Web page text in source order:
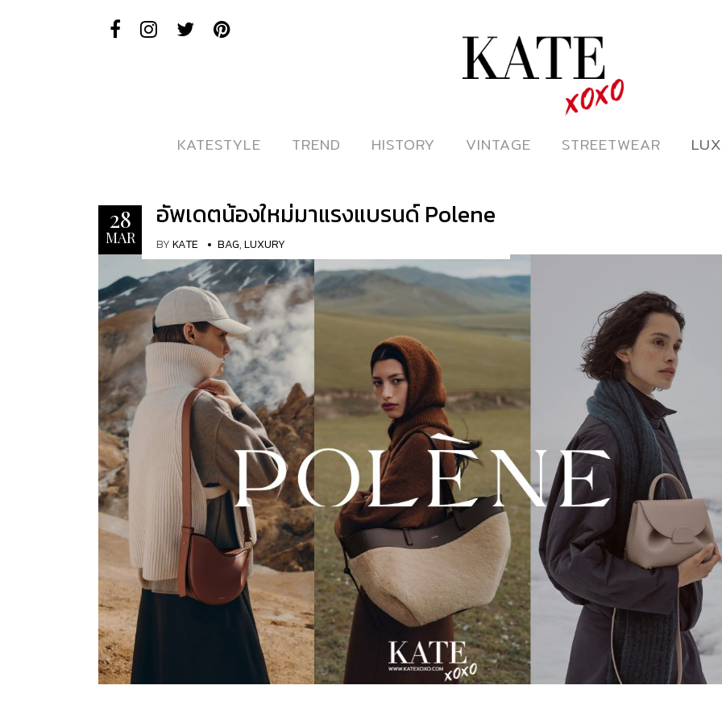
ดูหนังออนไลน์
KATESTYLE
KATESTYLE TREND
TREND HISTORY
HISTORY VINTAGE
VINTAGE STREETWEAR
STREETWEAR
28
MAR
อัพเดตน้องใหม่มาแรงแบรนด์ Polene
BYKATE BAG,LUXURY